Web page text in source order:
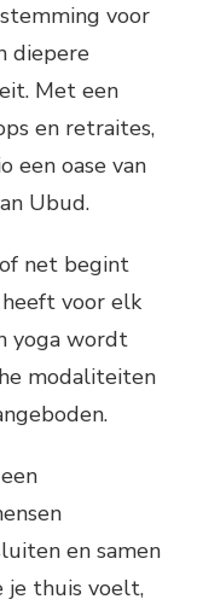
voor
diepere
Met een
en retraites,
een oase van
Ubud.
net begint
heeft voor elk
yoga wordt
modaliteiten
en samen
je thuis voelt,